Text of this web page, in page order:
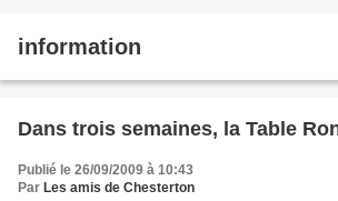
information
Dans trois semaines, la Table
Publié le 26/09/2009 à 10:43
Par Les amis de Chesterton